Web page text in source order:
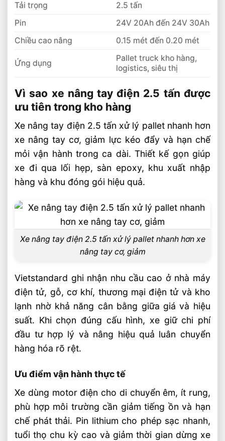
Tải trọng
2.5 tấn
Pin
24V 20Ah đến 24V 30Ah
Chiều cao nâng
0.15 mét đến 0.20 mét
Ứng dụng
Pallet truck kho hàng,
logistics, siêu thị
Vì sao xe nâng tay điện 2.5 tấn được
ưu tiên trong kho hàng
Xe nâng tay điện 2.5 tấn xử lý pallet nhanh hơn
xe nâng tay cơ, giảm lực kéo đẩy và hạn chế
mỏi vận hành trong ca dài. Thiết kế gọn giúp
xe đi qua lối hẹp, sàn epoxy, khu xuất nhập
hàng và khu đóng gói hiệu quả.
Xe nâng tay điện 2.5 tấn xử lý pallet nhanh hơn xe
nâng tay cơ, giảm
Vietstandard ghi nhận nhu cầu cao ở nhà máy
điện tử, gỗ, cơ khí, thương mại điện tử và kho
lạnh nhờ khả năng cân bằng giữa giá và hiệu
suất. Khi chọn đúng cấu hình, xe giữ chi phí
đầu tư hợp lý và nâng hiệu quả luân chuyển
hàng hóa rõ rệt.
Ưu điểm vận hành thực tế
Xe dùng motor điện cho di chuyển êm, ít rung,
phù hợp môi trường cần giảm tiếng ồn và hạn
chế phát thải. Pin lithium cho phép sạc nhanh,
tuổi thọ chu kỳ cao và giảm thời gian dừng xe